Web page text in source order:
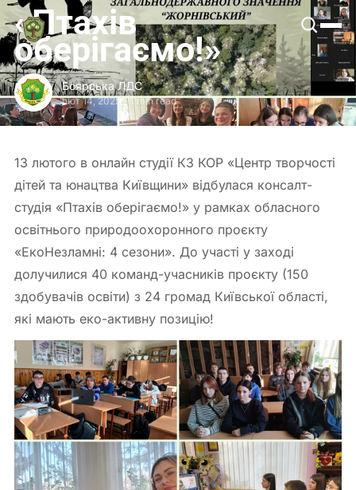
«Птахів
оберігаємо!»
Боярська ЛДС
лют 14, 2025-1 min read
13 лютого в онлайн студії КЗ КОР «Центр творчості
дітей та юнацтва Київщини» відбулася консалт-
студія «Птахів оберігаємо!» у рамках обласного
освітнього природоохоронного проєкту
«ЕкоНезламні: 4 сезони». До участі у заході
долучилися 40 команд-учасників проєкту (150
здобувачів освіти) з 24 громад Київської області,
які мають еко-активну позицію!